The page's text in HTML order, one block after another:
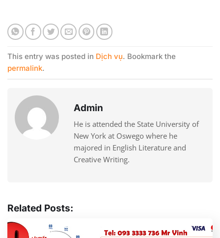
This entry was posted in Dịch vụ. Bookmark the
permalink.
Admin
He is attended the State University of
New York at Oswego where he
majored in English Literature and
Creative Writing.
Related Posts: